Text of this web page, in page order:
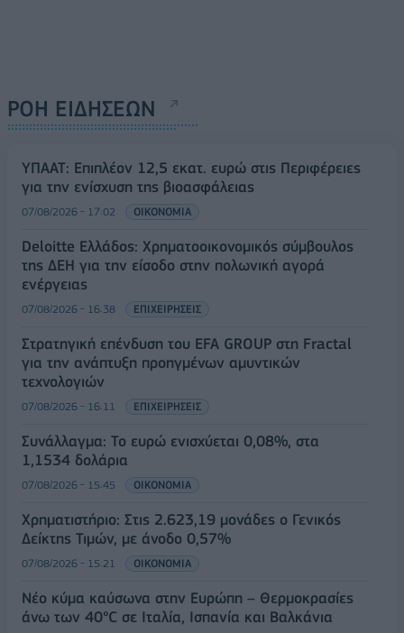
ΡΟΗ ΕΙΔΗΣΕΩΝ
ΥΠΑΑΤ: Επιπλέον 12,5 εκατ. ευρώ στις Περιφέρειες
για την ενίσχυση της βιοασφάλειας
07/08/2026 - 17:02 ΟΙΚΟΝΟΜΙΑ
Deloitte Ελλάδος: Χρηματοοικονομικός σύμβουλος
της ΔΕΗ για την είσοδο στην πολωνική αγορά
ενέργειας
07/08/2026 - 16:38 ΕΠΙΧΕΙΡΗΣΕΙΣ
Στρατηγική επένδυση του EFA GROUP στη Fractal
για την ανάπτυξη προηγμένων αμυντικών
τεχνολογιών
07/08/2026 - 16:11 ΕΠΙΧΕΙΡΗΣΕΙΣ
Συνάλλαγμα: Το ευρώ ενισχύεται 0,08%, στα
1,1534 δολάρια
07/08/2026 - 15:45 ΟΙΚΟΝΟΜΙΑ
Χρηματιστήριο: Στις 2.623,19 μονάδες ο Γενικός
Δείκτης Τιμών, με άνοδο 0,57%
07/08/2026 - 15:21 ΟΙΚΟΝΟΜΙΑ
Νέο κύμα καύσωνα στην Ευρώπη – Θερμοκρασίες
άνω των 40°C σε Ιταλία, Ισπανία και Βαλκάνια